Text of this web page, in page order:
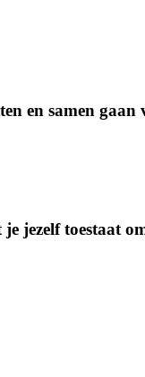
en samen
jezelf toestaat